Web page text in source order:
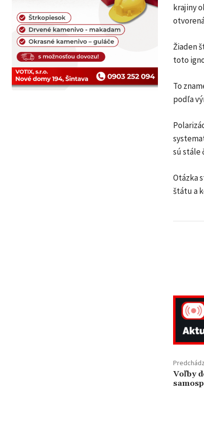
krajiny
Žiaden
toto
To
podľa
sú stále
Otázka
štátu a
Voľby